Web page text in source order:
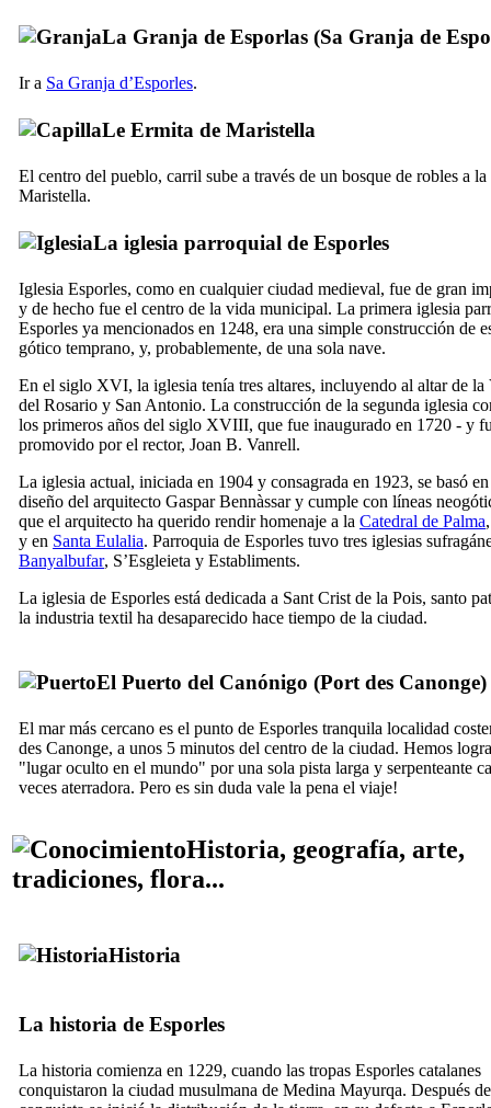
La Granja de Esporlas (Sa Granja de
Ir a Sa Granja d’Esporles.
Le Ermita de Maristella
El centro del pueblo, carril sube a través de un bosque de robles a la
Maristella.
La iglesia parroquial de Esporles
Iglesia Esporles, como en cualquier ciudad medieval, fue de gran
y de hecho fue el centro de la vida municipal. La primera iglesia
Esporles ya mencionados en 1248, era una simple construcción de
gótico temprano, y, probablemente, de una sola nave.
En el siglo XVI, la iglesia tenía tres altares, incluyendo al altar de la
del Rosario y San Antonio. La construcción de la segunda iglesia
los primeros años del siglo XVIII, que fue inaugurado en 1720 - y
promovido por el rector, Joan B. Vanrell.
La iglesia actual, iniciada en 1904 y consagrada en 1923, se basó
diseño del arquitecto Gaspar Bennàssary cumple con líneas
que el arquitecto ha querido rendir homenaje a la Catedral de Palma
y en Santa Eulalia. Parroquia de Esporles tuvo tres iglesias
Banyalbufar, S’Esgleieta y Establiments.
La iglesia de Esporles está dedicada a Sant Crist de la Pois, santo
la industria textil ha desaparecido hace tiempo de la ciudad.
El Puerto del Canónigo (Port des Canonge)
El mar más cercano es el punto de Esporles tranquila localidad
des Canonge, a unos 5 minutos del centro de la ciudad. Hemos
"lugar oculto en el mundo" por una sola pista larga y serpenteante
veces aterradora. Pero es sin duda vale la pena el viaje!
Historia, geografía, arte,
tradiciones, flora...
Historia
La historia de Esporles
La historia comienza en 1229, cuando las tropas Esporles catalanes
conquistaron la ciudad musulmana de Medina Mayurqa. Después